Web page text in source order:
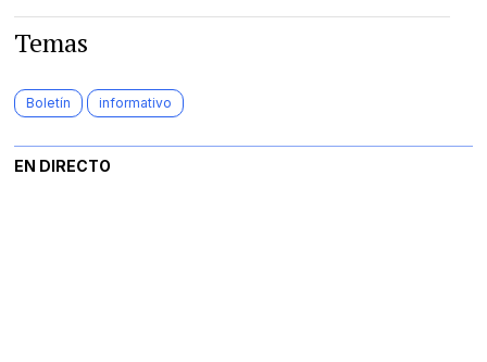
Temas
Boletín informativo
EN DIRECTO